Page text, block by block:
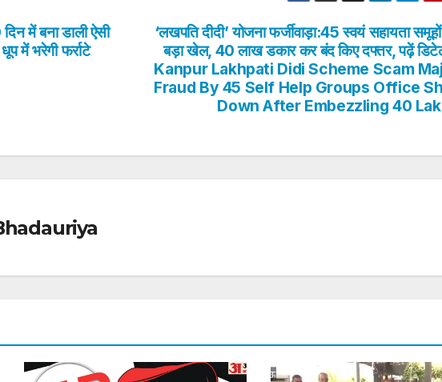
‘लखपति दीदी’ योजना फर्जीवाड़ा:45 स्वयं सहायता
बड़ा खेल, 40 लाख डकार कर बंद किए दफ्तर, पढ़ें
Kanpur Lakhpati Didi Scheme Scam
Fraud By 45 Self Help Groups Office
Down After Embezzling 40
में बना डाली ऐसी
में भरेगी फर्राटे